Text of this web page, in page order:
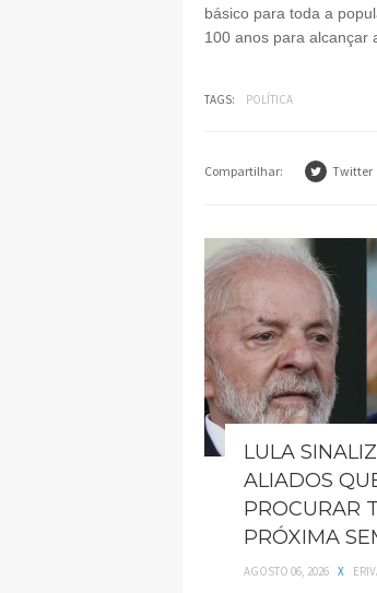
básico para toda a
100 anos para alcançar
TAGS: POLÍTICA
Compartilhar: Twitter
LULA
ALIADOS
PROCURAR
PRÓXIMA
AGOSTO 06, 2026 X